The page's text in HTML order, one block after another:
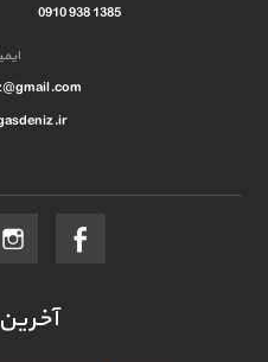
1385 938 0910 66 29 40 32 9826+